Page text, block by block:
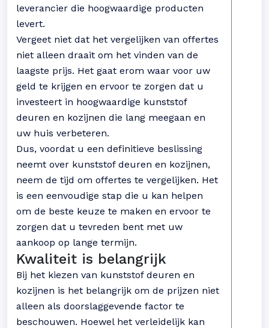
leverancier die hoogwaardige producten
levert.
Vergeet niet dat het vergelijken van offertes
niet alleen draait om het vinden van de
laagste prijs. Het gaat erom waar voor uw
geld te krijgen en ervoor te zorgen dat u
investeert in hoogwaardige kunststof
deuren en kozijnen die lang meegaan en
uw huis verbeteren.
Dus, voordat u een definitieve beslissing
neemt over kunststof deuren en kozijnen,
neem de tijd om offertes te vergelijken. Het
is een eenvoudige stap die u kan helpen
om de beste keuze te maken en ervoor te
zorgen dat u tevreden bent met uw
aankoop op lange termijn.
Kwaliteit is belangrijk
Bij het kiezen van kunststof deuren en
kozijnen is het belangrijk om de prijzen niet
alleen als doorslaggevende factor te
beschouwen. Hoewel het verleidelijk kan